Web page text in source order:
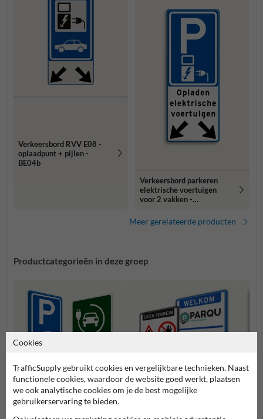
Verkeersbord RVV E08 -
oplaadpunt + pijlen -
BE04b
Verkeersbord parkeren
elektrische voertuigen
voor 2 vakken -
Meer gerelateerde producten
Productcategorieën in deze groep
Parkeerborden elektrische
Cookies
TrafficSupply gebruikt cookies en vergelijkbare technieken. Naast
functionele cookies, waardoor de website goed werkt, plaatsen
we ook analytische cookies om je de best mogelijke
gebruikerservaring te bieden.